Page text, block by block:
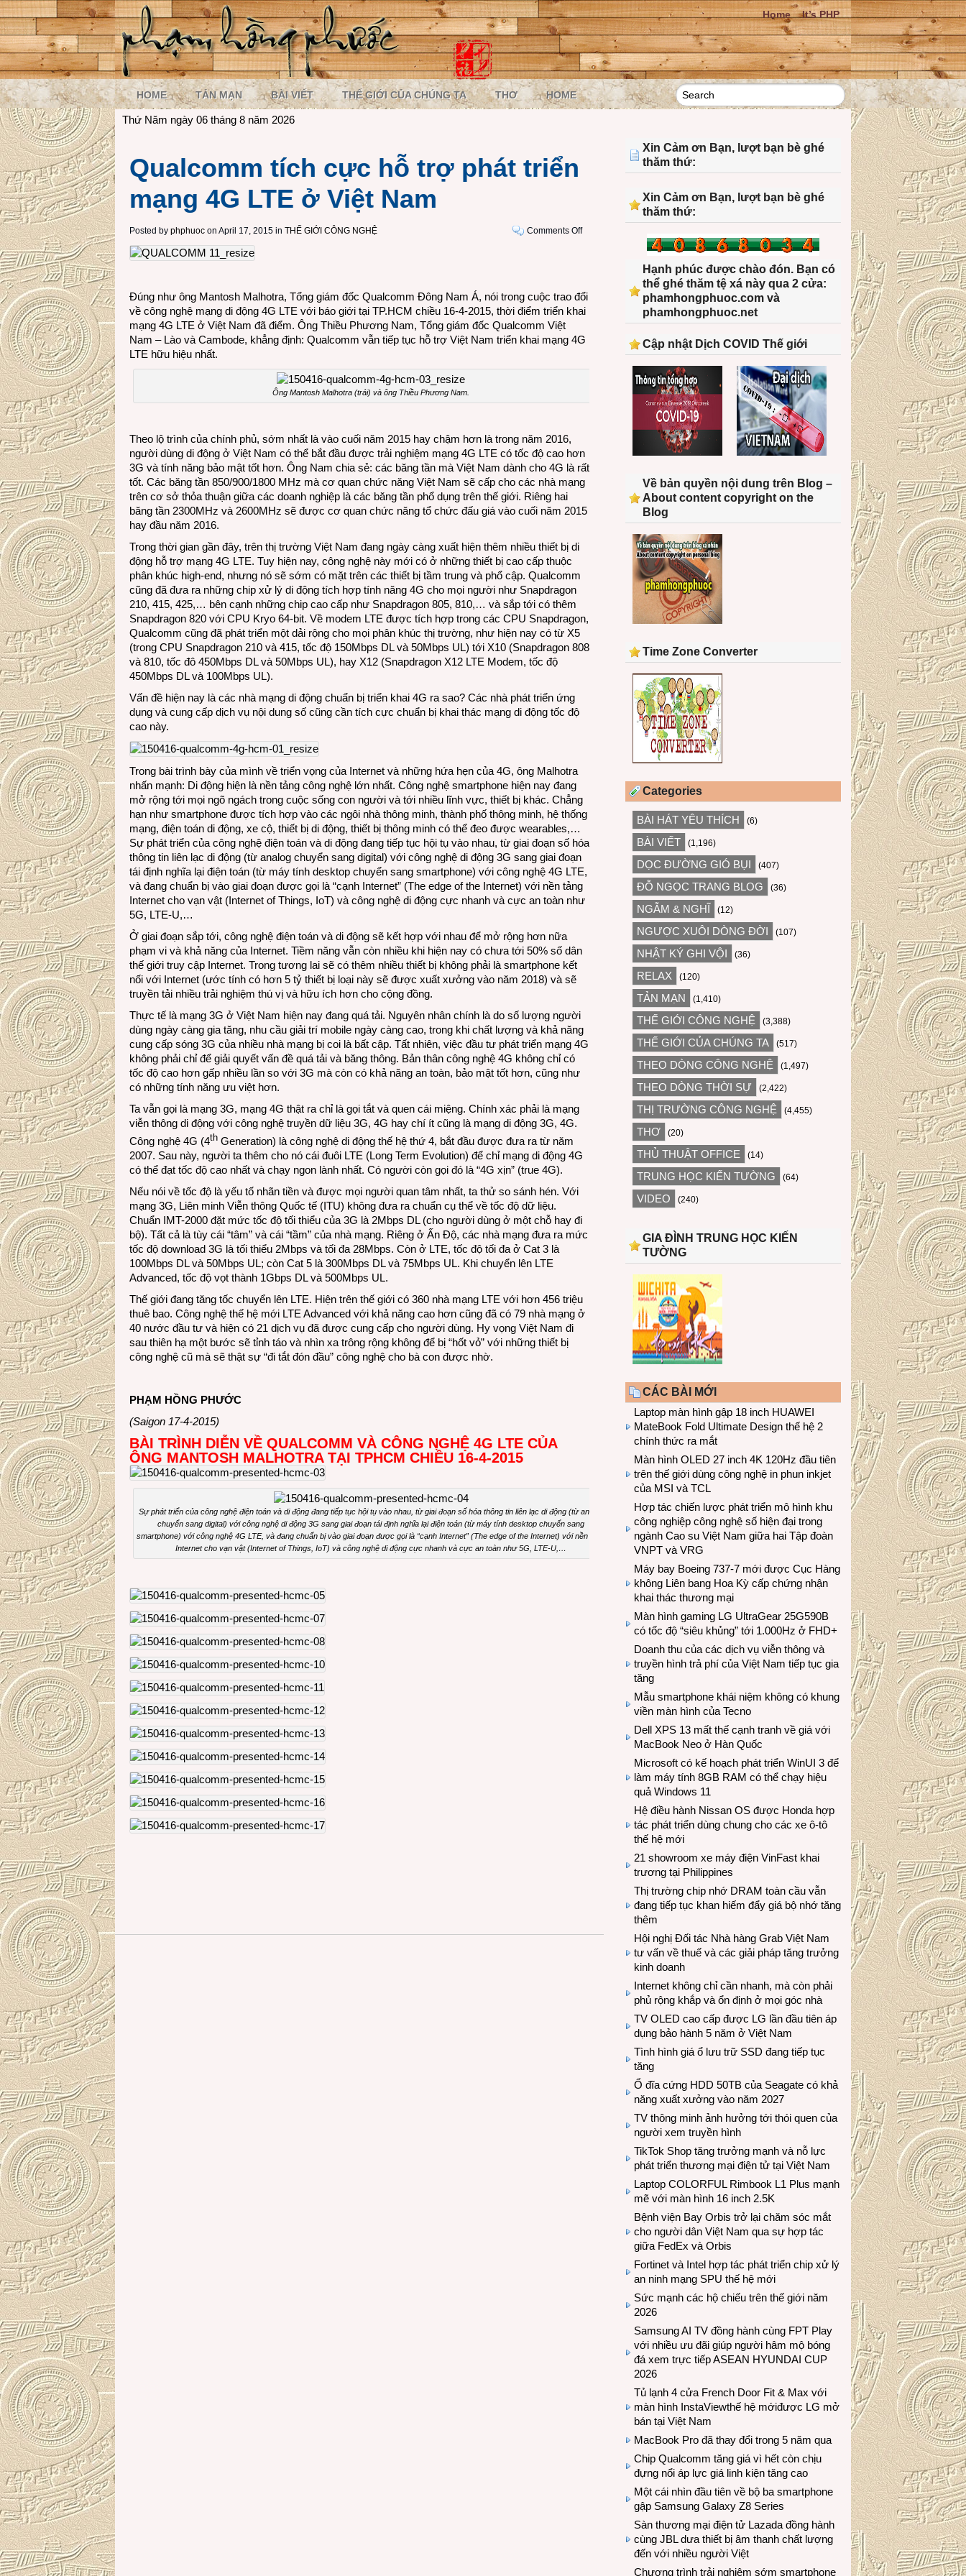
Home It’s PHP
HOME TẢN MẠN BÀI VIẾT THẾ GIỚI CỦA CHÚNG TA THƠ HOME
Thứ Năm ngày 06 tháng 8 năm 2026
Qualcomm tích cực hỗ trợ phát triển
mạng 4G LTE ở Việt Nam
Posted by phphuoc on April 17, 2015 in THẾ GIỚI CÔNG NGHỆ Comments Offon
trợ
phát
mạng
Việt
Đúng như ông Mantosh Malhotra, Tổng giám đốc Qualcomm Đông Nam Á, nói trong cuộc trao đổi
về công nghệ mạng di động 4G LTE với báo giới tại TP.HCM chiều 16-4-2015, thời điểm triển khai
mạng 4G LTE ở Việt Nam đã điểm. Ông Thiều Phương Nam, Tổng giám đốc Qualcomm Việt
Nam – Lào và Cambode, khẳng định: Qualcomm vẫn tiếp tục hỗ trợ Việt Nam triển khai mạng 4G
LTE hữu hiệu nhất.
Ông Mantosh Malhotra (trái) và ông Thiều Phương Nam.
Theo lộ trình của chính phủ, sớm nhất là vào cuối năm 2015 hay chậm hơn là trong năm 2016,
người dùng di động ở Việt Nam có thể bắt đầu được trải nghiệm mạng 4G LTE có tốc độ cao hơn
3G và tính năng bảo mật tốt hơn. Ông Nam chia sẻ: các băng tần mà Việt Nam dành cho 4G là rất
tốt. Các băng tần 850/900/1800 MHz mà cơ quan chức năng Việt Nam sẽ cấp cho các nhà mạng
trên cơ sở thỏa thuận giữa các doanh nghiệp là các băng tần phổ dụng trên thế giới. Riêng hai
băng tần 2300MHz và 2600MHz sẽ được cơ quan chức năng tổ chức đấu giá vào cuối năm 2015
hay đầu năm 2016.
Trong thời gian gần đây, trên thị trường Việt Nam đang ngày càng xuất hiện thêm nhiều thiết bị di
động hỗ trợ mạng 4G LTE. Tuy hiện nay, công nghệ này mới có ở những thiết bị cao cấp thuộc
phân khúc high-end, nhưng nó sẽ sớm có mặt trên các thiết bị tầm trung và phổ cập. Qualcomm
cũng đã đưa ra những chip xử lý di động tích hợp tính năng 4G cho mọi người như Snapdragon
210, 415, 425,… bên cạnh những chip cao cấp như Snapdragon 805, 810,… và sắp tới có thêm
Snapdragon 820 với CPU Kryo 64-bit. Về modem LTE được tích hợp trong các CPU Snapdragon,
Qualcomm cũng đã phát triển một dải rộng cho mọi phân khúc thị trường, như hiện nay có từ X5
(trong CPU Snapdragon 210 và 415, tốc độ 150Mbps DL và 50Mbps UL) tới X10 (Snapdragon 808
và 810, tốc đô 450Mbps DL và 50Mbps UL), hay X12 (Snapdragon X12 LTE Modem, tốc độ
450Mbps DL và 100Mbps UL).
Vấn đề hiện nay là các nhà mạng di động chuẩn bị triển khai 4G ra sao? Các nhà phát triển ứng
dụng và cung cấp dịch vụ nội dung số cũng cần tích cực chuẩn bị khai thác mạng di động tốc độ
cao này.
Trong bài trình bày của mình về triển vọng của Internet và những hứa hẹn của 4G, ông Malhotra
nhấn mạnh: Di động hiện là nền tảng công nghệ lớn nhất. Công nghệ smartphone hiện nay đang
mở rộng tới mọi ngõ ngách trong cuộc sống con người và tới nhiều lĩnh vực, thiết bị khác. Chẳng
hạn như smartphone được tích hợp vào các ngôi nhà thông minh, thành phố thông minh, hệ thống
mạng, điện toán di động, xe cộ, thiết bị di động, thiết bị thông minh có thể đeo được wearables,…
Sự phát triển của công nghệ điện toán và di động đang tiếp tục hội tụ vào nhau, từ giai đoạn số hóa
thông tin liên lạc di động (từ analog chuyển sang digital) với công nghệ di động 3G sang giai đoạn
tái định nghĩa lại điện toán (từ máy tính desktop chuyển sang smartphone) với công nghệ 4G LTE,
và đang chuẩn bị vào giai đoạn được gọi là “cạnh Internet” (The edge of the Internet) với nền tảng
Internet cho vạn vật (Internet of Things, IoT) và công nghệ di động cực nhanh và cực an toàn như
5G, LTE-U,…
Ở giai đoạn sắp tới, công nghệ điện toán và di động sẽ kết hợp với nhau để mở rộng hơn nữa
phạm vi và khả năng của Internet. Tiềm năng vẫn còn nhiều khi hiện nay có chưa tới 50% số dân
thế giới truy cập Internet. Trong tương lai sẽ có thêm nhiều thiết bị không phải là smartphone kết
nối với Internet (ước tính có hơn 5 tỷ thiết bị loại này sẽ được xuất xưởng vào năm 2018) và sẽ
truyền tải nhiều trải nghiệm thú vị và hữu ích hơn cho cộng đồng.
Thực tế là mạng 3G ở Việt Nam hiện nay đang quá tải. Nguyên nhân chính là do số lượng người
dùng ngày càng gia tăng, nhu cầu giải trí mobile ngày càng cao, trong khi chất lượng và khả năng
cung cấp sóng 3G của nhiều nhà mạng bị coi là bất cập. Tất nhiên, việc đầu tư phát triển mạng 4G
không phải chỉ để giải quyết vấn đề quá tải và băng thông. Bản thân công nghệ 4G không chỉ có
tốc độ cao hơn gấp nhiều lần so với 3G mà còn có khả năng an toàn, bảo mật tốt hơn, cũng như
có những tính năng ưu việt hơn.
Ta vẫn gọi là mạng 3G, mạng 4G thật ra chỉ là gọi tắt và quen cái miệng. Chính xác phải là mạng
viễn thông di động với công nghệ truyền dữ liệu 3G, 4G hay chí ít cũng là mạng di động 3G, 4G.
Công nghệ 4G (4th Generation) là công nghệ di động thế hệ thứ 4, bắt đầu được đưa ra từ năm
2007. Sau này, người ta thêm cho nó cái đuôi LTE (Long Term Evolution) để chỉ mạng di động 4G
có thể đạt tốc độ cao nhất và chạy ngon lành nhất. Có người còn gọi đó là “4G xịn” (true 4G).
Nếu nói về tốc độ là yếu tố nhãn tiền và được mọi người quan tâm nhất, ta thử so sánh hén. Với
mạng 3G, Liên minh Viễn thông Quốc tế (ITU) không đưa ra chuẩn cụ thể về tốc độ dữ liệu.
Chuẩn IMT-2000 đặt mức tốc độ tối thiểu của 3G là 2Mbps DL (cho người dùng ở một chỗ hay đi
bộ). Tất cả là tùy cái “tâm” và cái “tầm” của nhà mạng. Riêng ở Ấn Độ, các nhà mạng đưa ra mức
tốc độ download 3G là tối thiểu 2Mbps và tối đa 28Mbps. Còn ở LTE, tốc độ tối đa ở Cat 3 là
100Mbps DL và 50Mbps UL; còn Cat 5 là 300Mbps DL và 75Mbps UL. Khi chuyển lên LTE
Advanced, tốc độ vọt thành 1Gbps DL và 500Mbps UL.
Thế giới đang tăng tốc chuyển lên LTE. Hiện trên thế giới có 360 nhà mạng LTE với hơn 456 triệu
thuê bao. Công nghệ thế hệ mới LTE Advanced với khả năng cao hơn cũng đã có 79 nhà mạng ở
40 nước đầu tư và hiện có 21 dịch vụ đã được cung cấp cho người dùng. Hy vọng Việt Nam đi
sau thiên hạ một bước sẽ tỉnh táo và nhìn xa trông rộng không để bị “hốt vỏ” với những thiết bị
công nghệ cũ mà sẽ thật sự “đi tắt đón đầu” công nghệ cho bà con được nhờ.
PHẠM HỒNG PHƯỚC
(Saigon 17-4-2015)
BÀI TRÌNH DIỄN VỀ QUALCOMM VÀ CÔNG NGHỆ 4G LTE CỦA
ÔNG MANTOSH MALHOTRA TẠI TPHCM CHIỀU 16-4-2015
Sự phát triển của công nghệ điện toán và di động đang tiếp tục hội tụ vào nhau, từ giai đoạn số hóa thông tin liên lạc di động (từ analog
chuyển sang digital) với công nghệ di động 3G sang giai đoạn tái định nghĩa lại điện toán (từ máy tính desktop chuyển sang
smartphone) với công nghệ 4G LTE, và đang chuẩn bị vào giai đoạn được gọi là “cạnh Internet” (The edge of the Internet) với nền tảng
Internet cho vạn vật (Internet of Things, IoT) và công nghệ di động cực nhanh và cực an toàn như 5G, LTE-U,…
Xin Cảm ơn Bạn, lượt bạn bè ghé
thăm thứ:
Xin Cảm ơn Bạn, lượt bạn bè ghé
thăm thứ:
Hạnh phúc được chào đón. Bạn có
thể ghé thăm tệ xá này qua 2 cửa:
phamhongphuoc.com và
phamhongphuoc.net
Cập nhật Dịch COVID Thế giới
Về bản quyền nội dung trên Blog –
About content copyright on the
Blog
Time Zone Converter
Categories
BÀI HÁT YÊU THÍCH (6)
BÀI VIẾT (1,196)
DỌC ĐƯỜNG GIÓ BỤI (407)
ĐỖ NGỌC TRANG BLOG (36)
NGẪM & NGHĨ (12)
NGƯỢC XUÔI DÒNG ĐỜI (107)
NHẬT KÝ GHI VỘI (36)
RELAX (120)
TẢN MẠN (1,410)
THẾ GIỚI CÔNG NGHỆ (3,388)
THẾ GIỚI CỦA CHÚNG TA (517)
THEO DÒNG CÔNG NGHỆ (1,497)
THEO DÒNG THỜI SỰ (2,422)
THỊ TRƯỜNG CÔNG NGHỆ (4,455)
THƠ (20)
THỦ THUẬT OFFICE (14)
TRUNG HỌC KIẾN TƯỜNG (64)
VIDEO (240)
GIA ĐÌNH TRUNG HỌC KIẾN
TƯỜNG
CÁC BÀI MỚI
Laptop màn hình gập 18 inch HUAWEI
MateBook Fold Ultimate Design thế hệ 2
chính thức ra mắt
Màn hình OLED 27 inch 4K 120Hz đầu tiên
trên thế giới dùng công nghệ in phun inkjet
của MSI và TCL
Hợp tác chiến lược phát triển mô hình khu
công nghiệp công nghệ số hiện đại trong
ngành Cao su Việt Nam giữa hai Tập đoàn
VNPT và VRG
Máy bay Boeing 737-7 mới được Cục Hàng
không Liên bang Hoa Kỳ cấp chứng nhận
khai thác thương mại
Màn hình gaming LG UltraGear 25G590B
có tốc độ “siêu khủng” tới 1.000Hz ở FHD+
Doanh thu của các dịch vụ viễn thông và
truyền hình trả phí của Việt Nam tiếp tục gia
tăng
Mẫu smartphone khái niệm không có khung
viền màn hình của Tecno
Dell XPS 13 mất thế cạnh tranh về giá với
MacBook Neo ở Hàn Quốc
Microsoft có kế hoạch phát triển WinUI 3 để
làm máy tính 8GB RAM có thể chạy hiệu
quả Windows 11
Hệ điều hành Nissan OS được Honda hợp
tác phát triển dùng chung cho các xe ô-tô
thế hệ mới
21 showroom xe máy điện VinFast khai
trương tại Philippines
Thị trường chip nhớ DRAM toàn cầu vẫn
đang tiếp tục khan hiếm đẩy giá bộ nhớ tăng
thêm
Hội nghị Đối tác Nhà hàng Grab Việt Nam
tư vấn về thuế và các giải pháp tăng trưởng
kinh doanh
Internet không chỉ cần nhanh, mà còn phải
phủ rộng khắp và ổn định ở mọi góc nhà
TV OLED cao cấp được LG lần đầu tiên áp
dụng bảo hành 5 năm ở Việt Nam
Tình hình giá ổ lưu trữ SSD đang tiếp tục
tăng
Ổ đĩa cứng HDD 50TB của Seagate có khả
năng xuất xưởng vào năm 2027
TV thông minh ảnh hưởng tới thói quen của
người xem truyền hình
TikTok Shop tăng trưởng mạnh và nỗ lực
phát triển thương mại điện tử tại Việt Nam
Laptop COLORFUL Rimbook L1 Plus mạnh
mẽ với màn hình 16 inch 2.5K
Bệnh viện Bay Orbis trở lại chăm sóc mắt
cho người dân Việt Nam qua sự hợp tác
giữa FedEx và Orbis
Fortinet và Intel hợp tác phát triển chip xử lý
an ninh mạng SPU thế hệ mới
Sức mạnh các hộ chiếu trên thế giới năm
2026
Samsung AI TV đồng hành cùng FPT Play
với nhiều ưu đãi giúp người hâm mộ bóng
đá xem trực tiếp ASEAN HYUNDAI CUP
2026
Tủ lạnh 4 cửa French Door Fit & Max với
màn hình InstaViewthế hệ mớiđược LG mở
bán tại Việt Nam
MacBook Pro đã thay đổi trong 5 năm qua
Chip Qualcomm tăng giá vì hết còn chịu
đựng nổi áp lực giá linh kiện tăng cao
Một cái nhìn đầu tiên về bộ ba smartphone
gập Samsung Galaxy Z8 Series
Sàn thương mại điện tử Lazada đồng hành
cùng JBL dưa thiết bị âm thanh chất lượng
đến với nhiều người Việt
Chương trình trải nghiệm sớm smartphone